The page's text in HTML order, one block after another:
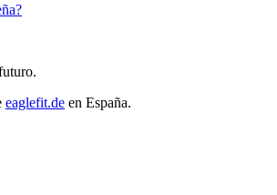
eaglefit.de en España.